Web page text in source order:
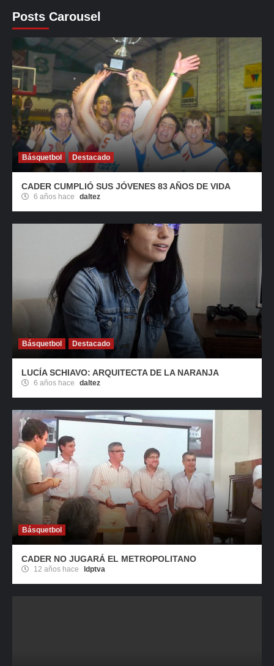
Posts Carousel
Básquetbol Destacado
CADER CUMPLIÓ SUS JÓVENES 83 AÑOS DE VIDA
6 años hace daltez
Básquetbol Destacado
LUCÍA SCHIAVO: ARQUITECTA DE LA NARANJA
6 años hace daltez
Básquetbol
CADER NO JUGARÁ EL METROPOLITANO
12 años hace ldptva